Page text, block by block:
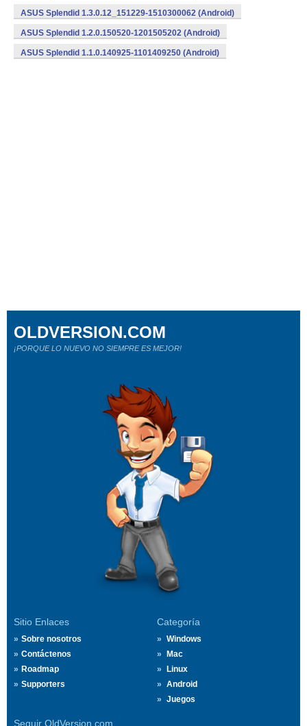
ASUS Splendid 1.3.0.12_151229-1510300062 (Android)
ASUS Splendid 1.2.0.150520-1201505202 (Android)
ASUS Splendid 1.1.0.140925-1101409250 (Android)
Sitio Enlaces
Sobre nosotros
Contáctenos
Roadmap
Supporters
Categoría
Windows
Mac
Linux
Android
Juegos
Seguir OldVersion.com
OLDVERSION.COM
¡PORQUE LO NUEVO NO SIEMPRE ES MEJOR!